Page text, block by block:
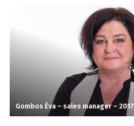
Gombos Éva – sales manager – 2017